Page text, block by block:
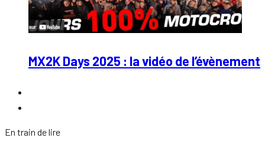
MX2K Days 2025 : la vidéo de l’évènement
En train de lire